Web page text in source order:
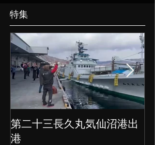
特集
第二十三長久丸気仙沼港出
港